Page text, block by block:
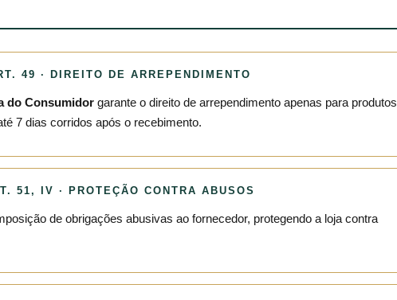
49 · DIREITO DE ARREPENDIMENTO
do Consumidor garante o direito de arrependimento apenas para produtos
7 dias corridos após o recebimento.
51, IV · PROTEÇÃO CONTRA ABUSOS
de obrigações abusivas ao fornecedor, protegendo a loja contra